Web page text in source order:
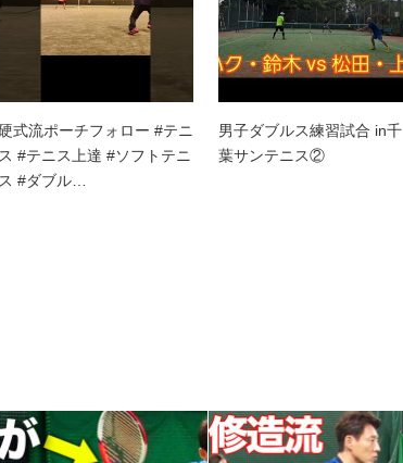
式流ポーチフォロー #テニ
ス #テニス上達 #ソフトテニ
ス #ダブル…
男子ダブルス練習試合 in千
葉サンテニス②